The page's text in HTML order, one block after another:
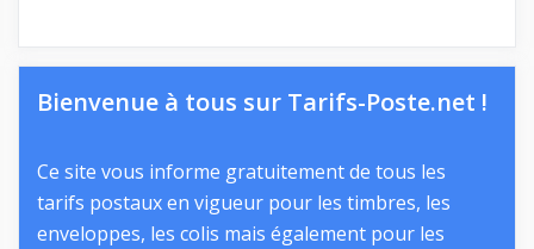
Bienvenue à tous sur Tarifs-Poste.net !
Ce site vous informe gratuitement de tous les
tarifs postaux en vigueur pour les timbres, les
enveloppes, les colis mais également pour les